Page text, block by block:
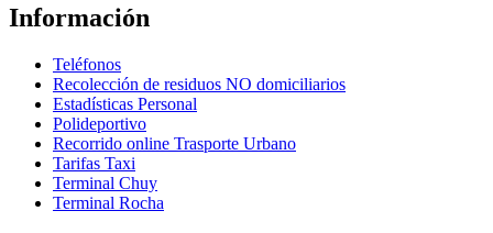
Información
Teléfonos
Recolección de residuos NO domiciliarios
Estadísticas Personal
Polideportivo
Recorrido online Trasporte Urbano
Tarifas Taxi
Terminal Chuy
Terminal Rocha